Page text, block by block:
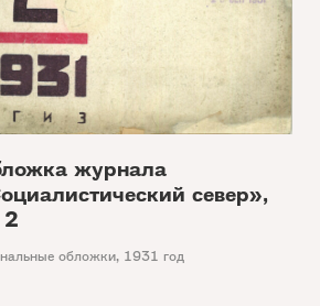
журнала
север»,
обложки, 1931 год